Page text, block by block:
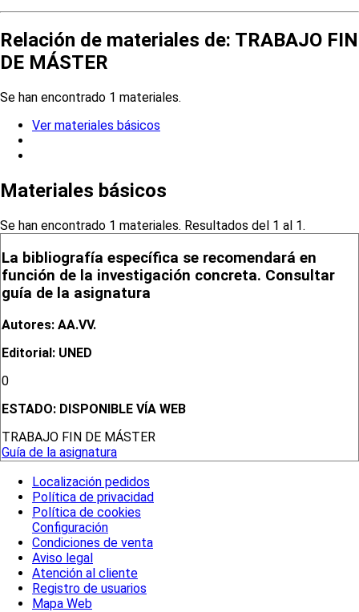
Relación de materiales de: TRABAJO FIN
DE MÁSTER
Se han encontrado 1 materiales.
Ver materiales básicos
Materiales básicos
Se han encontrado 1 materiales. Resultados del 1 al 1.
La bibliografía específica se recomendará en
función de la investigación concreta. Consultar
guía de la asignatura
Autores: AA.VV.
Editorial: UNED
0
ESTADO: DISPONIBLE VÍA WEB
TRABAJO FIN DE MÁSTER
Guía de la asignatura
Localización pedidos
Política de privacidad
Política de cookies
Configuración
Condiciones de venta
Aviso legal
Atención al cliente
Registro de usuarios
Mapa Web